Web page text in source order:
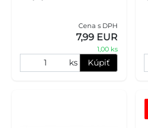
Žľab na skutočnosť, že p
Cena s DPH
7,99 EUR
1,00 ks
ks Kúpiť